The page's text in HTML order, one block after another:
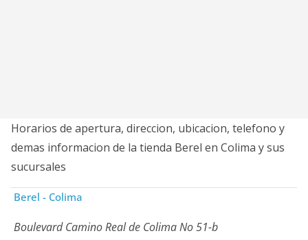
Horarios de apertura, direccion, ubicacion, telefono y
demas informacion de la tienda Berel en Colima y sus
sucursales
Berel - Colima
Boulevard Camino Real de Colima No 51-b